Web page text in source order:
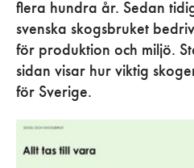
flera hundra år. Sedan
svenska skogsbruket
för produktion och miljö.
sidan visar hur viktig
för Sverige.